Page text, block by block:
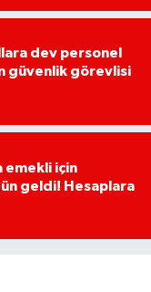
dev personel
güvenlik görevlisi
emekli için
geldi! Hesaplara